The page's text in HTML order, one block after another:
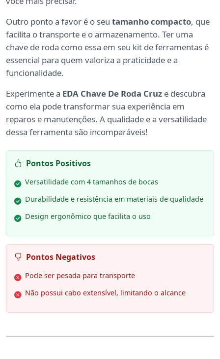
Outro ponto a favor é o seu tamanho compacto, que
facilita o transporte e o armazenamento. Ter uma
chave de roda como essa em seu kit de ferramentas é
essencial para quem valoriza a praticidade e a
funcionalidade.
Experimente a EDA Chave De Roda Cruz e descubra
como ela pode transformar sua experiência em
reparos e manutenções. A qualidade e a versatilidade
dessa ferramenta são incomparáveis!
Pontos Positivos
Versatilidade com 4 tamanhos de bocas
Durabilidade e resistência em materiais de qualidade
Design ergonômico que facilita o uso
Pontos Negativos
Pode ser pesada para transporte
Não possui cabo extensível, limitando o alcance